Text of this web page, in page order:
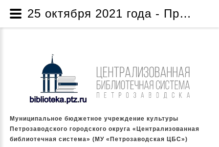
Муниципальное бюджетное учреждение культуры
Петрозаводского городского округа «Централизованная
библиотечная система» (МУ «Петрозаводская ЦБС»)
25 октября 2021 года - Проект по созданию музейной комнаты «Жизнь и творчество народного писателя Карелии Дмитрия Яковлевича Гусарова» - Проекты и программы - О нас - Муниципальное бюджетное учреждение культуры Петрозаводского городского округа «Централизованная библиотечная система» (МУ «Петрозаводская ЦБС»)